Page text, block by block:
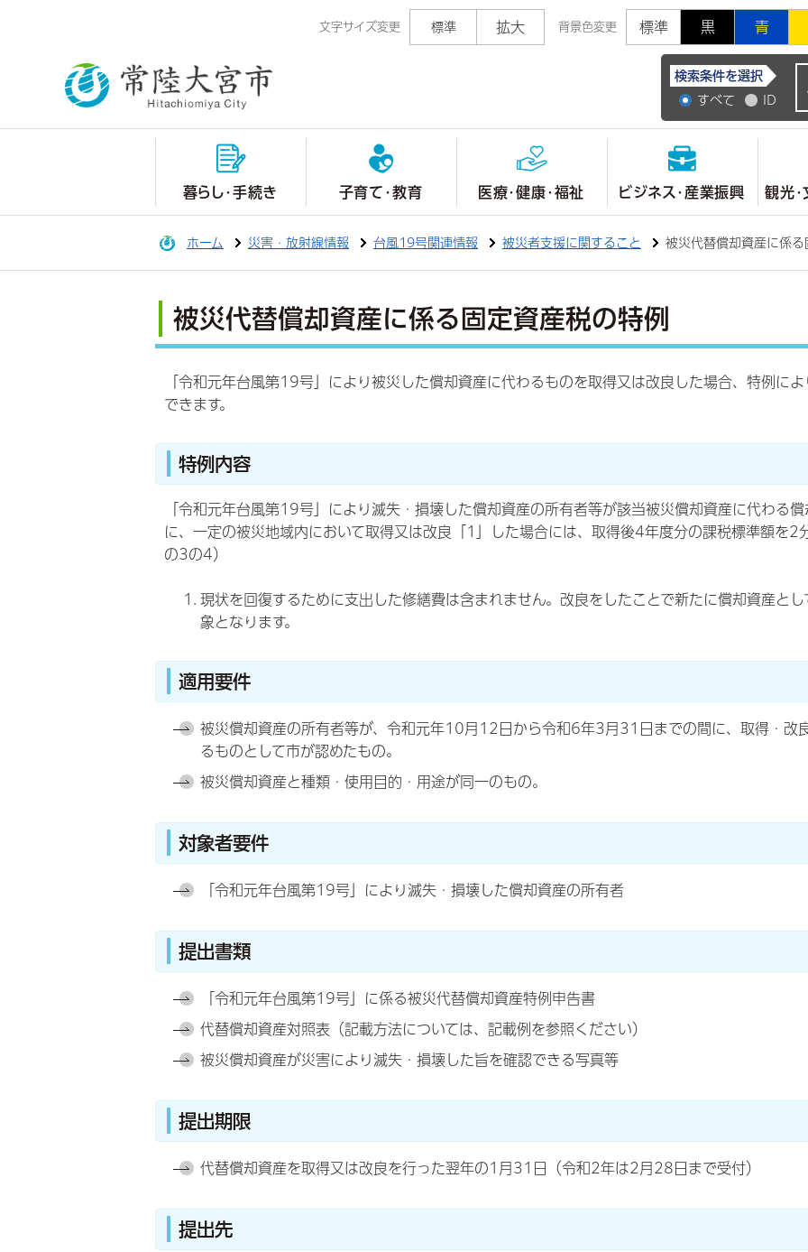
文字サイズ変更 標準 拡大 背景色変更 標準 黒 青
常陸大宮市公式ホ
検索条件を選択
すべて
ID
暮らし・手続き 子育て・教育 医療・健康・福祉 ビジネス・産業振興 観光
ホーム 災害・放射線情報 台風19号関連情報 被災者支援に関すること 被災代替償却資産に係
被災代替償却資産に係る固定資産税の特例
「令和元年台風第19号」により被災した償却資産に代わるものを取得又は改良した場合、特例に
できます。
特例内容
「令和元年台風第19号」により滅失・損壊した償却資産の所有者等が該当被災償却資産に代わる
に、一定の被災地域内において取得又は改良「1」した場合には、取得後4年度分の課税標準額を
の3の4）
現状を回復するために支出した修繕費は含まれません。改良をしたことで新たに償却資産と
象となります。
適用要件
被災償却資産の所有者等が、令和元年10月12日から令和6年3月31日までの間に、取得・改
るものとして市が認めたもの。
被災償却資産と種類・使用目的・用途が同一のもの。
対象者要件
「令和元年台風第19号」により滅失・損壊した償却資産の所有者
提出書類
「令和元年台風第19号」に係る被災代替償却資産特例申告書
代替償却資産対照表（記載方法については、記載例を参照ください）
被災償却資産が災害により滅失・損壊した旨を確認できる写真等
提出期限
代替償却資産を取得又は改良を行った翌年の1月31日（令和2年は2月28日まで受付）
提出先